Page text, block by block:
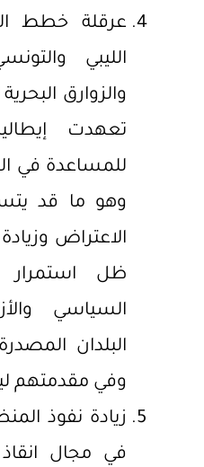
عرقلة خطط
الليبي
والزوارق
تعهدت
للمساعدة في
وهو ما قد
الاعتراض
ظل استمرار
السياسي
البلدان
وفي مقدمتهم
زيادة نفوذ
في مجال